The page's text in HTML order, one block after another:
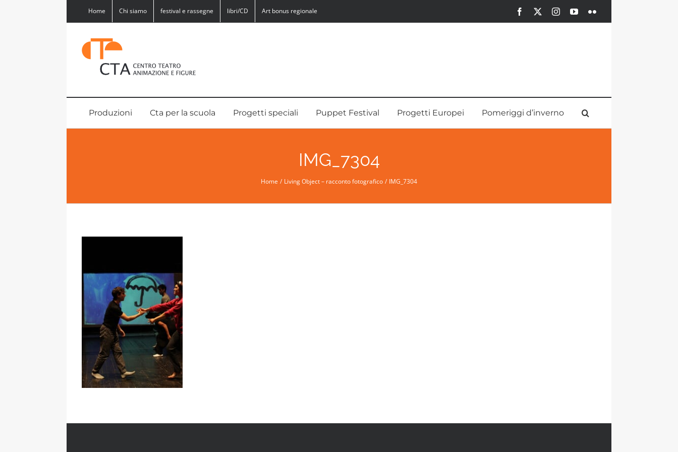
Home Chi siamo festival e rassegne libri/CD Art bonus regionale Facebook InstagramYouTubeFlickr
Produzioni Cta per la scuola Progetti speciali Puppet Festival Progetti Europei Pomeriggi d’inverno
IMG_7304
Home Living Object – racconto fotografico IMG_7304